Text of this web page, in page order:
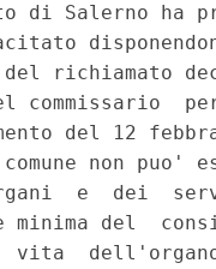
di Salerno ha
richiamato
commissario
del 12
non puo'
e  dei
del
vita